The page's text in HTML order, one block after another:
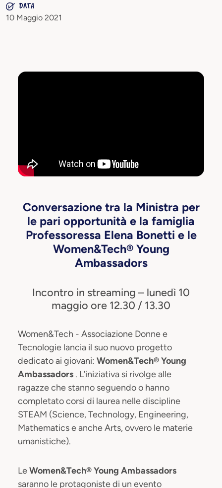
DATA
10 Maggio 2021
Conversazione tra la Ministra per
le pari opportunità e la famiglia
Professoressa Elena Bonetti e le
Women&Tech® Young
Ambassadors
Incontro in streaming – lunedì 10
maggio ore 12.30 / 13.30
Women&Tech - Associazione Donne e
Tecnologie lancia il suo nuovo progetto
dedicato ai giovani: Women&Tech® Young
Ambassadors . L’iniziativa si rivolge alle
ragazze che stanno seguendo o hanno
completato corsi di laurea nelle discipline
STEAM (Science, Technology, Engineering,
Mathematics e anche Arts, ovvero le materie
umanistiche).
LeWomen&Tech® Young Ambassadors
saranno le protagoniste di un evento